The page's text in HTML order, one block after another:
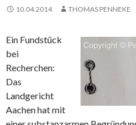
10.04.2014 THOMAS PENNEKE
Ein Fundstück
bei
Recherchen:
Das
Landgericht
Aachen hat mit